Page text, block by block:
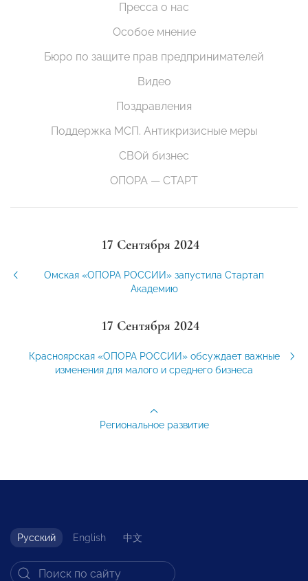
Пресса о нас
Особое мнение
Бюро по защите прав предпринимателей
Видео
Поздравления
Поддержка МСП. Антикризисные меры
СВОй бизнес
ОПОРА — СТАРТ
17 Сентября 2024
Омская «ОПОРА РОССИИ» запустила Стартап
Академию
17 Сентября 2024
Красноярская «ОПОРА РОССИИ» обсуждает важные
изменения для малого и среднего бизнеса
Региональное развитие
Русский English 中文